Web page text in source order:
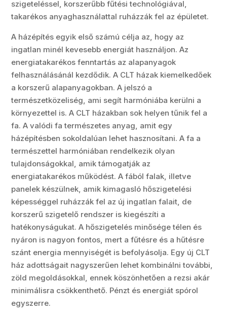
szigeteléssel, korszerűbb fűtési technológiával,
takarékos anyaghasználattal ruházzák fel az épületet.
A házépítés egyik első számú célja az, hogy az
ingatlan minél kevesebb energiát használjon. Az
energiatakarékos fenntartás az alapanyagok
felhasználásánál kezdődik. A CLT házak kiemelkedőek
a korszerű alapanyagokban. A jelszó a
természetközeliség, ami segít harmóniába kerülni a
környezettel is. A CLT házakban sok helyen tűnik fel a
fa. A valódi fa természetes anyag, amit egy
házépítésben sokoldalúan lehet hasznosítani. A fa a
természettel harmóniában rendelkezik olyan
tulajdonságokkal, amik támogatják az
energiatakarékos működést. A fából falak, illetve
panelek készülnek, amik kimagasló hőszigetelési
képességgel ruházzák fel az új ingatlan falait, de
korszerű szigetelő rendszer is kiegészíti a
hatékonyságukat. A hőszigetelés minősége télen és
nyáron is nagyon fontos, mert a fűtésre és a hűtésre
szánt energia mennyiségét is befolyásolja. Egy új CLT
ház adottságait nagyszerűen lehet kombinálni további,
zöld megoldásokkal, ennek köszönhetően a rezsi akár
minimálisra csökkenthető. Pénzt és energiát spórol
egyszerre.